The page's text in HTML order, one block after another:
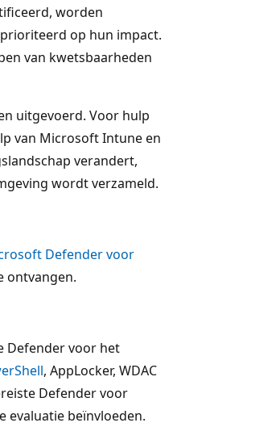
worden
op hun impact.
van kwetsbaarheden
uitgevoerd. Voor hulp
van Microsoft Intune en
verandert,
wordt verzameld.
Defender voor
ontvangen.
Defender voor het
, AppLocker, WDAC
Defender voor
evaluatie beïnvloeden.